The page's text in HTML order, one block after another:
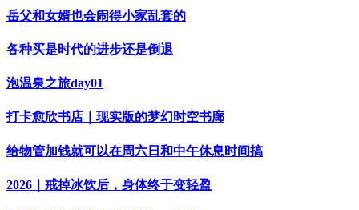
岳父和女婿也会闹得小家乱套的
各种买是时代的进步还是倒退
泡温泉之旅day01
打卡愈欣书店｜现实版的梦幻时空书廊
给物管加钱就可以在周六日和中午休息时间搞
2026｜戒掉冰饮后，身体终于变轻盈